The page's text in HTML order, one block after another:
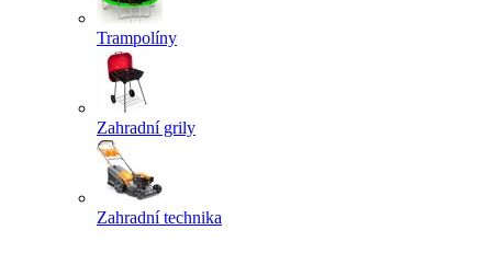
Trampolíny
Zahradní grily
Zahradní technika